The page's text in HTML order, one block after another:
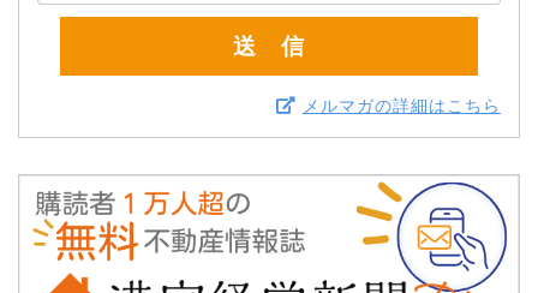
メルマガの詳細はこちら